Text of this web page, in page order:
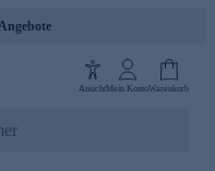
AnsichtMein KontoWarenkorb